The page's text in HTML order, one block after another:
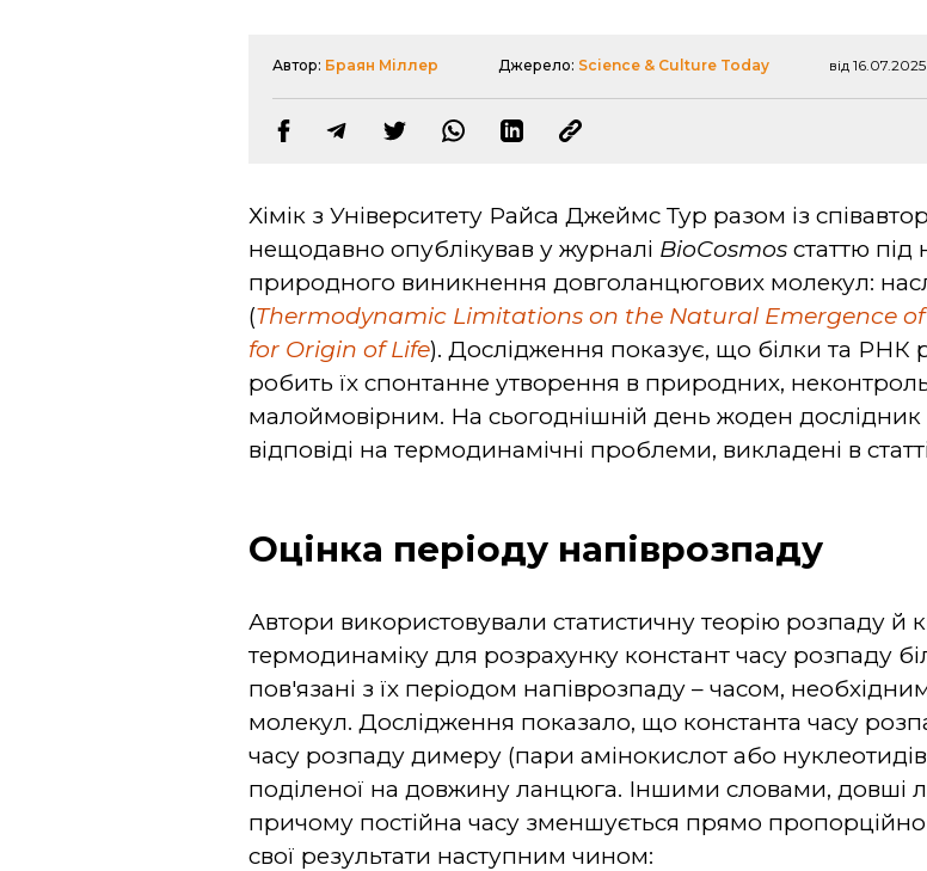
Автор: Браян Міллер Джерело: Science & Culture Today від 16.07.2025
Хімік з Університету Райса Джеймс Тур разом із
нещодавно опублікував у журналі BioCosmos статтю
природного виникнення довголанцюгових молекул:
(Thermodynamic Limitations on the Natural Emergence
for Origin of Life). Дослідження показує, що білки та РНК
робить їх спонтанне утворення в природних,
малоймовірним. На сьогоднішній день жоден дослідник
відповіді на термодинамічні проблеми, викладені в
Оцінка періоду напіврозпаду
Автори використовували статистичну теорію розпаду й
термодинаміку для розрахунку констант часу розпаду
пов'язані з їх періодом напіврозпаду – часом,
молекул. Дослідження показало, що константа часу
часу розпаду димеру (пари амінокислот або
поділеної на довжину ланцюга. Іншими словами,
причому постійна часу зменшується прямо
свої результати наступним чином: